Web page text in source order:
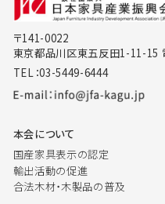
〒141-0022
東京都品川区東五反田1-11-15
TEL：03-5449-6444
本会について
国産家具表示の認定
輸出活動の促進
合法木材・木製品の普及